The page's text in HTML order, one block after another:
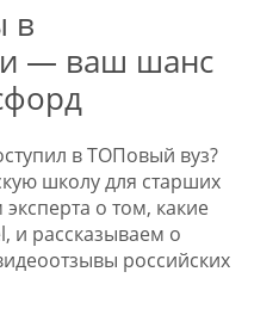
в
— ваш шанс
в ТОПовый вуз?
школу для старших
о том, какие
и рассказываем о
российских